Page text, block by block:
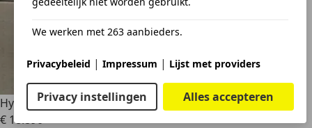
We werken met 263 aanbieders.
Privacybeleid | Impressum | Lijst met providers
Privacy instellingen Alles accepteren
Hyundai KONA EV Fashion 64 kWh
€ 18.890